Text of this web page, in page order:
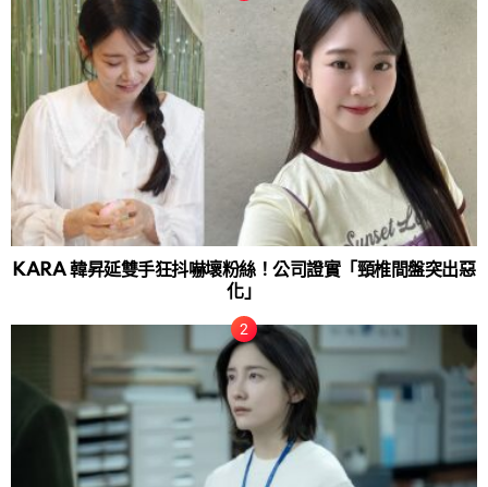
KARA 韓昇延雙手狂抖嚇壞粉絲！公司證實「頸椎間盤突出惡
化」